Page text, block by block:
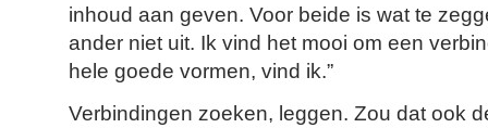
inhoud aan geven. Voor beide is wat te
ander niet uit. Ik vind het mooi om een
hele goede vormen, vind ik.”
Verbindingen zoeken, leggen. Zou dat ook